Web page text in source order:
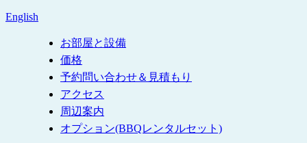
English
お部屋と設備
価格
予約問い合わせ＆見積もり
アクセス
周辺案内
オプション(BBQレンタルセット)